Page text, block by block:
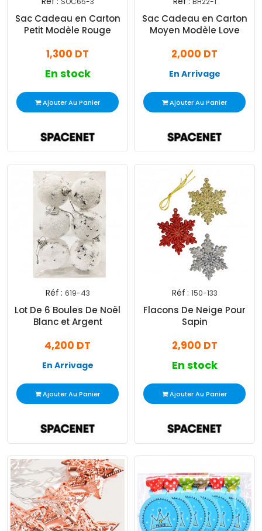
Sac Cadeau en Carton
Petit Modèle Rouge
1,300 DT
En stock
Ajouter Au Panier
Sac Cadeau en Carton
Moyen Modèle Love
2,000 DT
En Arrivage
Ajouter Au Panier
Réf : 619-43
Lot De 6 Boules De Noël
Blanc et Argent
4,200 DT
En Arrivage
Ajouter Au Panier
Réf : 150-133
Flacons De Neige Pour
Sapin
2,900 DT
En stock
Ajouter Au Panier